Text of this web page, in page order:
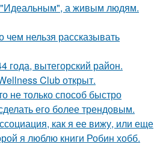
"Идеальным", а живым людям.
чем нельзя рассказывать
года, вытегорский район.
Club открыт.
не только способ быстро
его более трендовым.
как я ее вижу, или еще
я люблю книги Робин хобб.